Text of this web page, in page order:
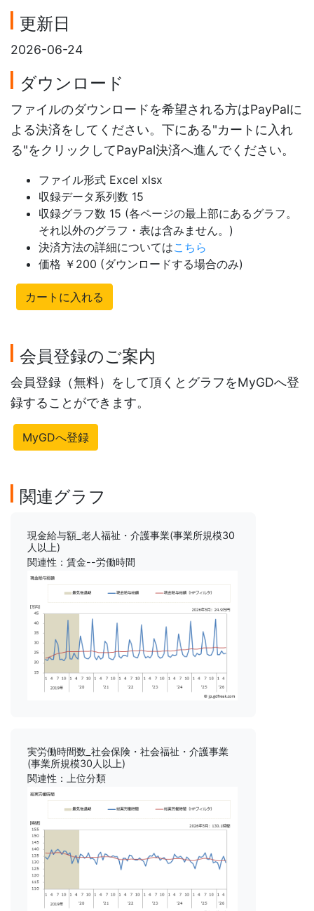
更新日
2026-06-24
ダウンロード
ファイルのダウンロードを希望される方はPayPalに
よる決済をしてください。下にある"カートに入れ
る"をクリックしてPayPal決済へ進んでください。
ファイル形式 Excel xlsx
収録データ系列数 15
収録グラフ数 15 (各ページの最上部にあるグラフ。
それ以外のグラフ・表は含みません。)
決済方法の詳細についてはこちら
価格 ￥200 (ダウンロードする場合のみ)
カートに入れる
会員登録のご案内
会員登録（無料）をして頂くとグラフをMyGDへ登
録することができます。
MyGDへ登録
関連グラフ
現金給与額_老人福祉・介護事業(事業所規模30
人以上)
関連性：賃金--労働時間
実労働時間数_社会保険・社会福祉・介護事業
(事業所規模30人以上)
関連性：上位分類